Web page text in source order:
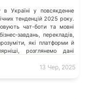
в Україні у повсякденне
тенденцій 2025 року.
чат-боти та мовні
перекладів,
які платформи й
розглянемо дані
13 Чер, 2025